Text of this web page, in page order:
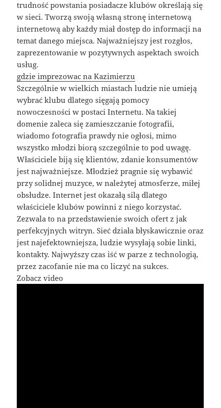
trudność powstania posiadacze klubów określają się
w sieci. Tworzą swoją własną stronę internetową
internetową aby każdy miał dostęp do informacji na
temat danego miejsca. Najważniejszy jest rozgłos,
zaprezentowanie w pozytywnych aspektach swoich
usług.
gdzie imprezowac na Kazimierzu
Szczególnie w wielkich miastach ludzie nie umieją
wybrać klubu dlatego sięgają pomocy
nowoczesności w postaci Internetu. Na takiej
domenie zaleca się zamieszczanie fotografii,
wiadomo fotografia prawdy nie ogłosi, mimo
wszystko młodzi biorą szczególnie to pod uwagę.
Właściciele biją się klientów, zdanie konsumentów
jest najważniejsze. Młodzież pragnie się wybawić
przy solidnej muzyce, w należytej atmosferze, miłej
obsłudze. Internet jest okazałą silą dlatego
właściciele klubów powinni z niego korzystać.
Zezwala to na przedstawienie swoich ofert z jak
perfekcyjnych witryn. Sieć działa błyskawicznie oraz
jest najefektowniejsza, ludzie wysyłają sobie linki,
kontakty. Najwyższy czas iść w parze z technologią,
przez zacofanie nie ma co liczyć na sukces.
Zobacz video